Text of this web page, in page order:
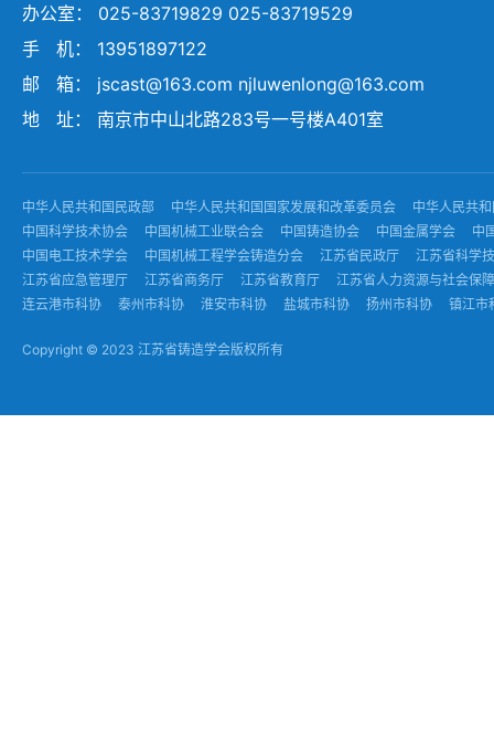
办公室： 025-83719829 025-83719529
手 机： 13951897122
邮 箱： jscast@163.com njluwenlong@163.com
地 址： 南京市中山北路283号一号楼A401室
中华人民共和国民政部 中华人民共和国国家发展和改革委员会
中华人民共
中国科学技术协会
中国机械工业联合会 中国铸造协会 中国金属学会
中
中国电工技术学会
中国机械工程学会铸造分会 江苏省民政厅
江苏省科学
江苏省应急管理厅
江苏省商务厅 江苏省教育厅
江苏省人力资源与社会保
连云港市科协
泰州市科协 淮安市科协 盐城市科协 扬州市科协 镇江市
Copyright © 2023 江苏省铸造学会版权所有